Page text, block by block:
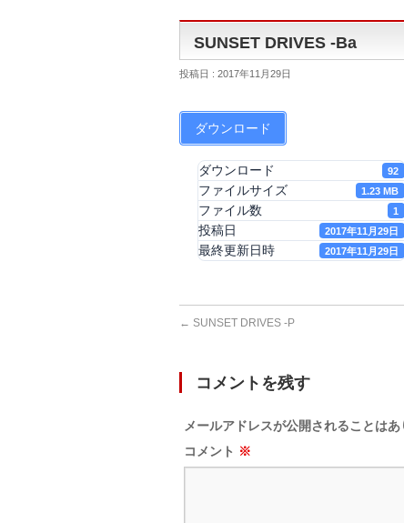
SUNSET DRIVES -Ba
投稿日 : 2017年11月29日
ダウンロード
ダウンロード 92
ファイルサイズ 1.23 MB
ファイル数 1
投稿日 2017年11月29日
最終更新日時 2017年11月29日
← SUNSET DRIVES -P
コメントを残す
メールアドレスが公開されることはあ
コメント ※